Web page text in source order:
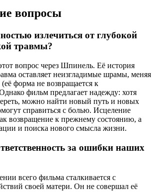
вопросы
излечиться от глубокой
травмы?
вопрос через Шпинель. Её история
оставляет неизгладимые шрамы, меняя
(её форма не возвращается к
фильм предлагает надежду: хотя
можно найти новый путь и новых
справиться с болью. Исцеление
возвращение к прежнему состоянию, а
и поиска нового смысла жизни.
за ошибки наших
всего фильма сталкивается с
своей матери. Он не совершал её